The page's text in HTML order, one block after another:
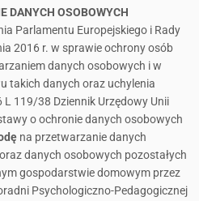
DANYCH OSOBOWYCH
Parlamentu Europejskiego i Rady
2016 r. w sprawie ochrony osób
danych osobowych i w
takich danych oraz uchylenia
119/38 Dziennik Urzędowy Unii
o ochronie danych osobowych
na przetwarzanie danych
danych osobowych pozostałych
gospodarstwie domowym przez
Psychologiczno-Pedagogicznej